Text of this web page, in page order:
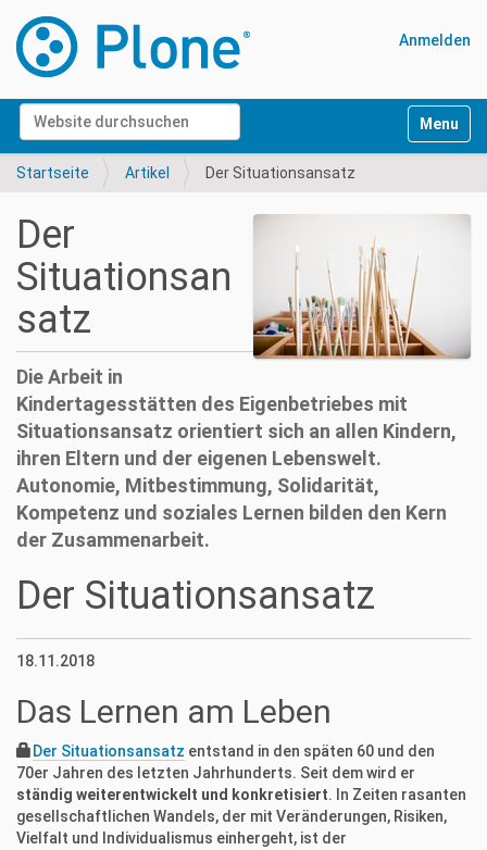
Website durchsuchen
Erweiterte Suche…
Anmelden
Startseite Artikel Der Situationsansatz
Der
Situationsan
satz
Die Arbeit in
Kindertagesstätten des Eigenbetriebes mit
Situationsansatz orientiert sich an allen Kindern,
ihren Eltern und der eigenen Lebenswelt.
Autonomie, Mitbestimmung, Solidarität,
Kompetenz und soziales Lernen bilden den Kern
der Zusammenarbeit.
Der Situationsansatz
18.11.2018
Das Lernen am Leben
Der Situationsansatz entstand in den späten 60 und den
70er Jahren des letzten Jahrhunderts. Seit dem wird er
ständig weiterentwickelt und konkretisiert. In Zeiten rasanten
gesellschaftlichen Wandels, der mit Veränderungen, Risiken,
Vielfalt und Individualismus einhergeht, ist der